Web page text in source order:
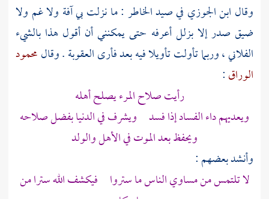
وقال ابن الجوزي في صيد الخاطر : ما نزلت بي آفة ولا غم ولا
ضيق صدر إلا بزلل أعرفه حتى يمكنني أن أقول هذا بالشيء
الفلاني ، وربما تأولت تأويلا فيه بعد فأرى العقوبة . وقالمحمود
الوراق:
رأيت صلاح المرء يصلح أهله
ويعديهم داء الفساد إذا فسد ويشرف في الدنيا بفضل صلاحه
ويحفظ بعد الموت في الأهل والولد
وأنشد بعضهم :
لا تلتمس من مساوي الناس ما ستروا فيكشف الله سترا من